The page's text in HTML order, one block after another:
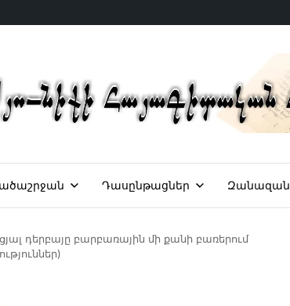
Դասընթացներ Զանազան
դերբայը բարբառային մի քանի բառերում